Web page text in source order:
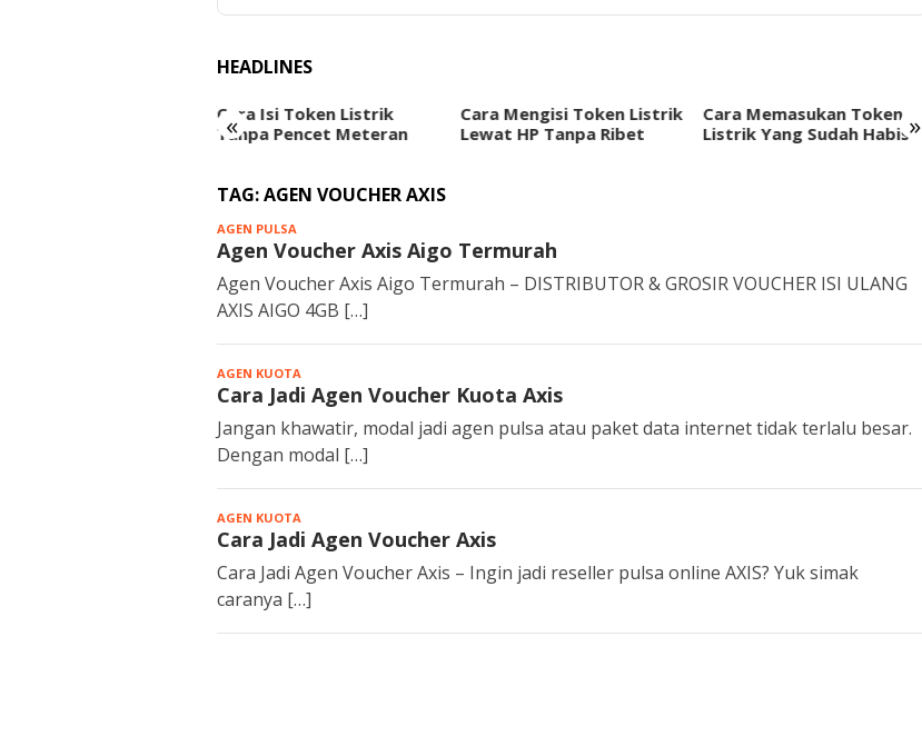
HEADLINES
« »
Cara Mengisi Token Listrik
Lewat HP Tanpa Ribet
Cara Memasukan Token
Listrik Yang Sudah Habis
Cara Memasukan Token
Listrik Jika Gagal
TAG:AGEN VOUCHER AXIS
AGEN PULSA
tronik
Agen Voucher Axis Aigo Termurah
Agen Voucher Axis Aigo Termurah – DISTRIBUTOR & GROSIR VOUCHER ISI ULANG
AXIS AIGO 4GB […]
AGEN KUOTA
tronik
Cara Jadi Agen Voucher Kuota Axis
Jangan khawatir, modal jadi agen pulsa atau paket data internet tidak terlalu besar.
Dengan modal […]
AGEN KUOTA
tronik
Cara Jadi Agen Voucher Axis
Cara Jadi Agen Voucher Axis – Ingin jadi reseller pulsa online AXIS? Yuk simak
caranya […]